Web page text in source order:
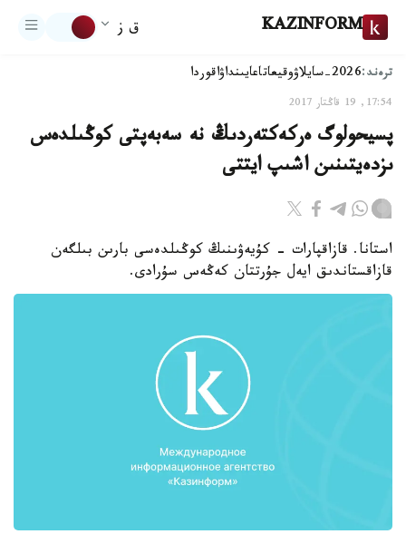
KAZINFORM ق ز
ترەند:2026-سايلاۋ وقيعاتاعايىنداۋاقوردا
17:54, 19 قاڭتار 2017
پسيحولوگ ەركەكتەردىڭ نە سەبەپتى كوڭىلدەس
ىزدەيتىنىن اشىپ ايتتى
استانا. قازاقپارات - كۇيەۋىنىڭ كوڭىلدەسى بارىن بىلگەن
قازاقستاندىق ايەل جۇرتتان كەڭەس سۇرادى.